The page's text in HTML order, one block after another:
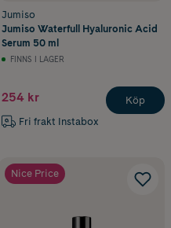
Jumiso
Jumiso Waterfull Hyaluronic Acid
Serum 50 ml
FINNS I LAGER
254 kr
Fri frakt Instabox
Köp
Nice Price